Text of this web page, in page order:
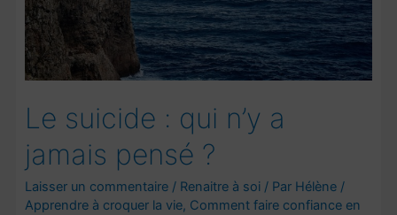
Le suicide : qui n’y a
jamais pensé ?
Laisser un commentaire / Renaitre à soi/ Par Hélène /
Apprendre à croquer la vie, Comment faire confiance en